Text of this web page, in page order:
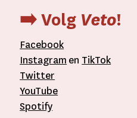
➡️ Volg Veto!
Facebook
Instagram en TikTok
Twitter
YouTube
Spotify